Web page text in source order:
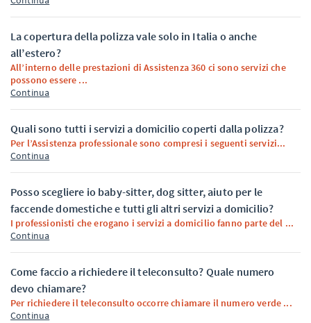
La copertura della polizza vale solo in Italia o anche
all’estero?
All’interno delle prestazioni di Assistenza 360 ci sono servizi che
possono essere ...
Continua
Quali sono tutti i servizi a domicilio coperti dalla polizza?
Per l’Assistenza professionale sono compresi i seguenti servizi...
Continua
Posso scegliere io baby-sitter, dog sitter, aiuto per le
faccende domestiche e tutti gli altri servizi a domicilio?
I professionisti che erogano i servizi a domicilio fanno parte del ...
Continua
Come faccio a richiedere il teleconsulto? Quale numero
devo chiamare?
Per richiedere il teleconsulto occorre chiamare il numero verde ...
Continua